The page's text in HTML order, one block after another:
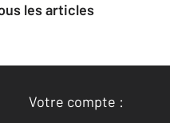
les articles
Votre compte :